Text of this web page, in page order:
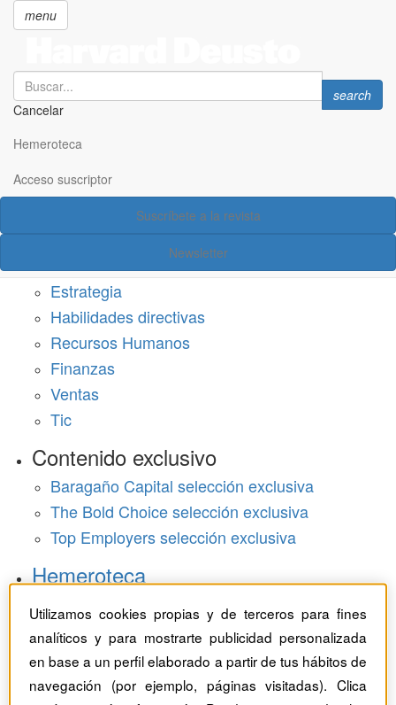
principal
menu
Search
Cancelar
Search
search
Hemeroteca
Acceso suscriptor
Suscríbete a la revista
Newsletter
Acceso suscriptor
Estrategia
Habilidades directivas
Recursos Humanos
Finanzas
Ventas
Tic
Contenido exclusivo
Baragaño Capital selección exclusiva
The Bold Choice selección exclusiva
Top Employers selección exclusiva
Hemeroteca
Monográficos
Dossieres
Revistas del mes
Utilizamos cookies propias y de terceros para fines
analíticos y para mostrarte publicidad personalizada
en base a un perfil elaborado a partir de tus hábitos de
navegación (por ejemplo, páginas visitadas). Clica